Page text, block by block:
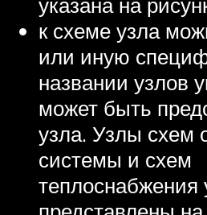
к схеме узла
или иную
названии узлов
может быть
узла. Узлы схем
системы и схем
теплоснабжения